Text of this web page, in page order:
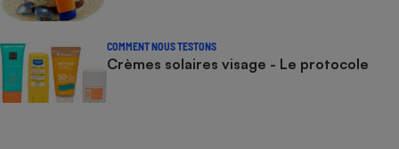
COMMENT NOUS TESTONS
Crèmes solaires visage - Le protocole